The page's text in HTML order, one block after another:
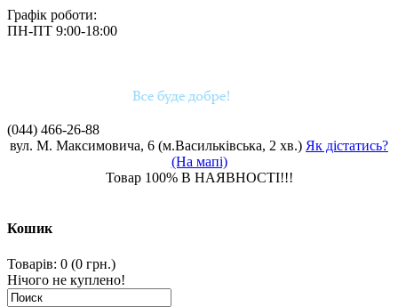
Графік роботи:
ПН-ПТ 9:00-18:00
(044) 466-26-88
вул. М. Максимовича, 6 (м.Васильківська, 2 хв.) Як дістатись?
(На мапі)
Товар 100% В НАЯВНОСТІ!!!
Кошик
Товарів: 0 (0 грн.)
Нічого не куплено!